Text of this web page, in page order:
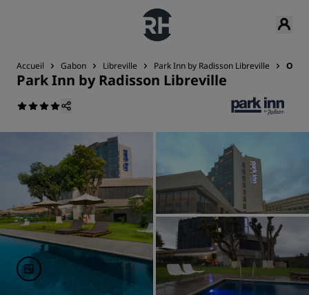
Accueil Gabon Libreville Park Inn by Radisson Libreville
Park Inn by Radisson Libreville